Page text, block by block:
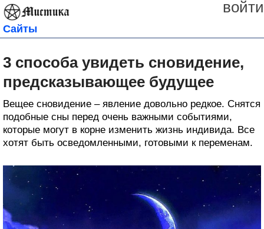
войти
Сайты
3 способа увидеть сновидение,
предсказывающее будущее
Вещее сновидение – явление довольно редкое. Снятся
подобные сны перед очень важными событиями,
которые могут в корне изменить жизнь индивида. Все
хотят быть осведомленными, готовыми к переменам.